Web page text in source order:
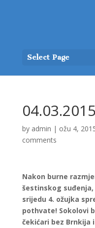
Select Page
by admin | ožu 4,
comments
Nakon burne
šestinskog
srijedu 4. ožujka
pothvate! Sokolovi
čekićari bez Brnkija